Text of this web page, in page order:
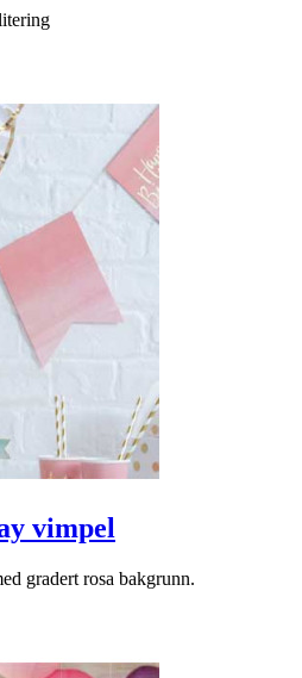
vimpel
gradert rosa bakgrunn.